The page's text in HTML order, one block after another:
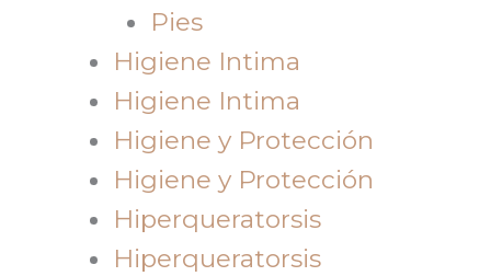
Pies
Higiene Intima
Higiene Intima
Higiene y Protección
Higiene y Protección
Hiperqueratorsis
Hiperqueratorsis